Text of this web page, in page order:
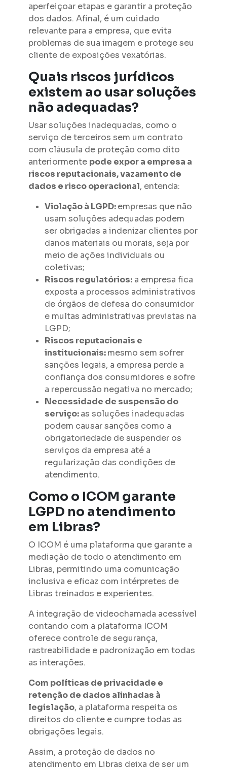
aperfeiçoar etapas e garantir a proteção
dos dados. Afinal, é um cuidado
relevante para a empresa, que evita
problemas de sua imagem e protege seu
cliente de exposições vexatórias.
Quais riscos jurídicos
existem ao usar soluções
não adequadas?
Usar soluções inadequadas, como o
serviço de terceiros sem um contrato
com cláusula de proteção como dito
anteriormente pode expor a empresa a
riscos reputacionais, vazamento de
dados e risco operacional, entenda:
Violação à LGPD:empresas que não
usam soluções adequadas podem
ser obrigadas a indenizar clientes por
danos materiais ou morais, seja por
meio de ações individuais ou
coletivas;
Riscos regulatórios: a empresa fica
exposta a processos administrativos
de órgãos de defesa do consumidor
e multas administrativas previstas na
LGPD;
Riscos reputacionais e
institucionais:mesmo sem sofrer
sanções legais, a empresa perde a
confiança dos consumidores e sofre
a repercussão negativa no mercado;
Necessidade de suspensão do
serviço:as soluções inadequadas
podem causar sanções como a
obrigatoriedade de suspender os
serviços da empresa até a
regularização das condições de
atendimento.
Como o ICOM garante
LGPD no atendimento
em Libras?
O ICOM é uma plataforma que garante a
mediação de todo o atendimento em
Libras, permitindo uma comunicação
inclusiva e eficaz com intérpretes de
Libras treinados e experientes.
A integração de videochamada acessível
contando com a plataforma ICOM
oferece controle de segurança,
rastreabilidade e padronização em todas
as interações.
Com políticas de privacidade e
retenção de dados alinhadas à
legislação, a plataforma respeita os
direitos do cliente e cumpre todas as
obrigações legais.
Assim, a proteção de dados no
atendimento em Libras deixa de ser um